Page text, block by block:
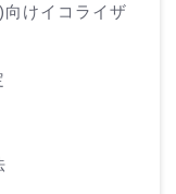
けイコライザ